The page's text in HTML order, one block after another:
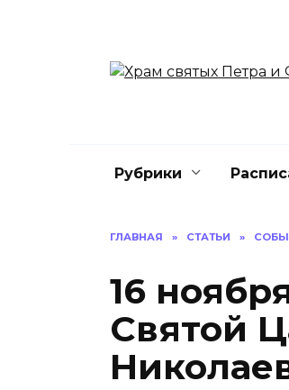
Рубрики
ГЛАВНАЯ » СТАТЬИ »
16
Святой